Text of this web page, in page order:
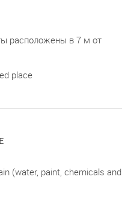
place
(water, paint, chemicals and